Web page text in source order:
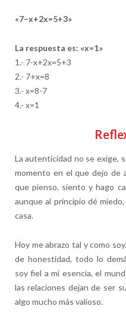
«7−x+2x=5+3»
La respuesta es: «x=1»
1.- 7-x+2x=5+3
2.- 7+x=8
3.- x=8-7
4.- x=1
La autenticidad no se exige,
momento en el que dejo de
que pienso, siento y hago
aunque al principio dé
casa.
Hoy me abrazo tal y como
de honestidad, todo lo
soy fiel a mi esencia, el
las relaciones dejan de ser
algo mucho más valioso.